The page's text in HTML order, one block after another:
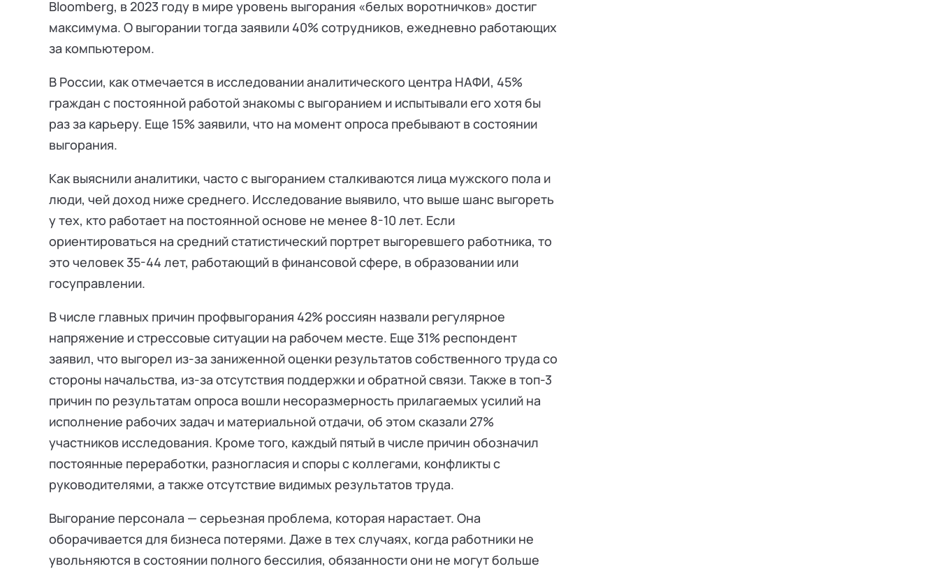
Bloomberg, в 2023 году в мире уровень выгорания «белых воротничков» достиг
максимума. О выгорании тогда заявили 40% сотрудников, ежедневно работающих
за компьютером.
В России, как отмечается в исследовании аналитического центра НАФИ, 45%
граждан с постоянной работой знакомы с выгоранием и испытывали его хотя бы
раз за карьеру. Еще 15% заявили, что на момент опроса пребывают в состоянии
выгорания.
Как выяснили аналитики, часто с выгоранием сталкиваются лица мужского пола и
люди, чей доход ниже среднего. Исследование выявило, что выше шанс выгореть
у тех, кто работает на постоянной основе не менее 8-10 лет. Если
ориентироваться на средний статистический портрет выгоревшего работника, то
это человек 35-44 лет, работающий в финансовой сфере, в образовании или
госуправлении.
В числе главных причин профвыгорания 42% россиян назвали регулярное
напряжение и стрессовые ситуации на рабочем месте. Еще 31% респондент
заявил, что выгорел из-за заниженной оценки результатов собственного труда со
стороны начальства, из-за отсутствия поддержки и обратной связи. Также в топ-3
причин по результатам опроса вошли несоразмерность прилагаемых усилий на
исполнение рабочих задач и материальной отдачи, об этом сказали 27%
участников исследования. Кроме того, каждый пятый в числе причин обозначил
постоянные переработки, разногласия и споры с коллегами, конфликты с
руководителями, а также отсутствие видимых результатов труда.
Выгорание персонала — серьезная проблема, которая нарастает. Она
оборачивается для бизнеса потерями. Даже в тех случаях, когда работники не
увольняются в состоянии полного бессилия, обязанности они не могут больше